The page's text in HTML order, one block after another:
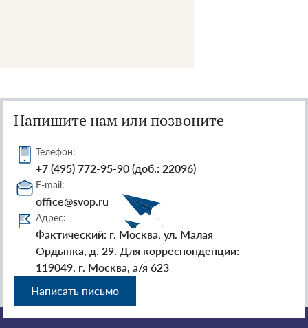
Напишите нам или позвоните
Телефон:
+7 (495) 772-95-90 (доб.: 22096)
E-mail:
office@svop.ru
Адрес:
Фактический: г. Москва, ул. Малая
Ордынка, д. 29. Для корреспонденции:
119049, г. Москва, а/я 623
Написать письмо